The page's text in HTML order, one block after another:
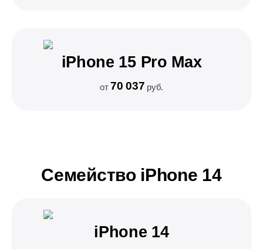
iPhone 15 Pro Max
от70 037 руб.
Семейство iPhone 14
iPhone 14